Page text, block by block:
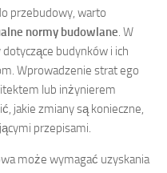
przebudowy, warto
normy budowlane . W
dotyczące budynków i ich
Wprowadzenie strat ego
lub inżynierem
jakie zmiany są konieczne,
przepisami.
może wymagać uzyskania